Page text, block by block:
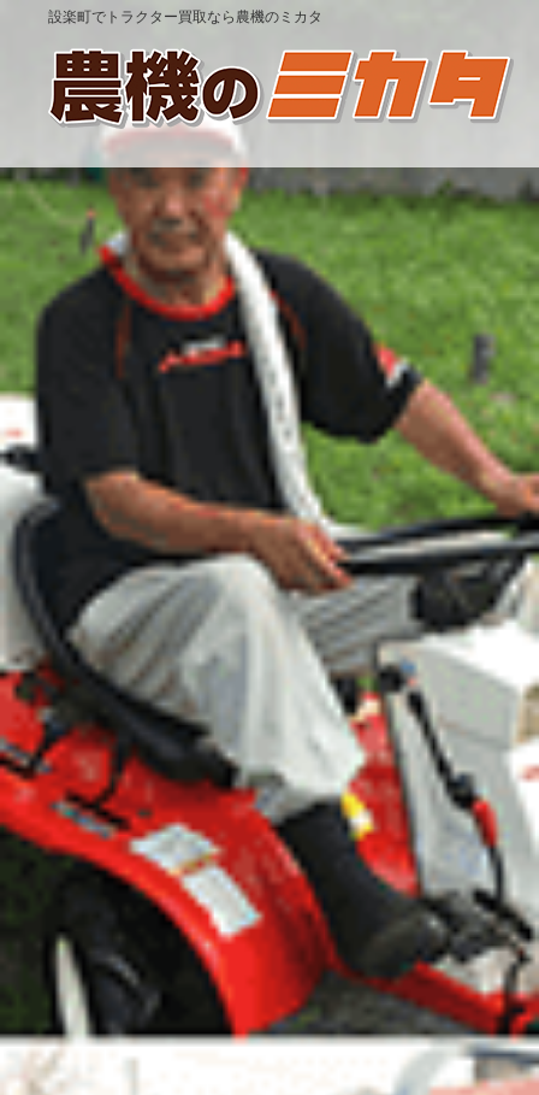
設楽町でトラクター買取なら農機のミカタ